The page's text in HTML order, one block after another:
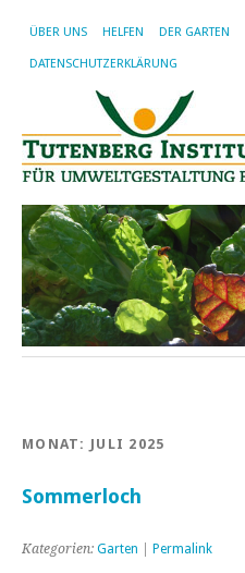
ÜBER UNS HELFEN DER GARTEN
DATENSCHUTZERKLÄRUNG
MONAT: JULI 2025
Sommerloch
Kategorien: Garten Permalink